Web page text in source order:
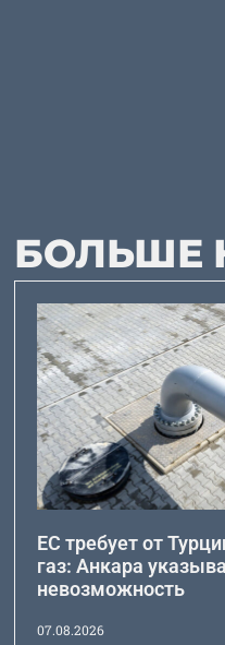
БОЛЬШЕ
ЕС требует от
газ: Анкара
невозможность
07.08.2026